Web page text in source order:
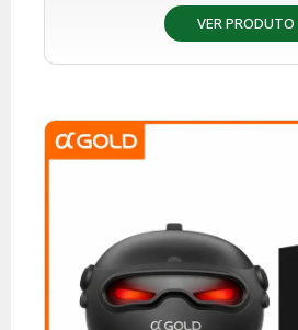
VER PRODUTO